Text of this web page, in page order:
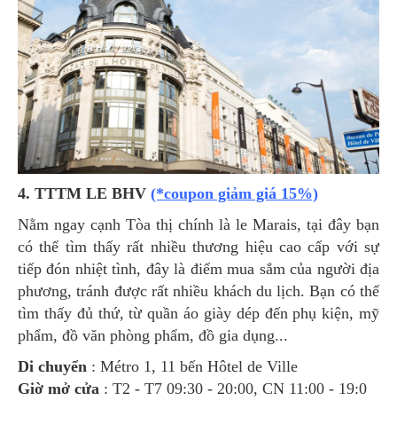
4. TTTM LE BHV (*coupon giảm giá 15%)
Nằm ngay cạnh Tòa thị chính là le Marais, tại đây bạn
có thể tìm thấy rất nhiều thương hiệu cao cấp với sự
tiếp đón nhiệt tình, đây là điểm mua sắm của người địa
phương, tránh được rất nhiều khách du lịch. Bạn có thể
tìm thấy đủ thứ, từ quần áo giày dép đến phụ kiện, mỹ
phẩm, đồ văn phòng phẩm, đồ gia dụng...
Di chuyển : Métro 1, 11 bến Hôtel de Ville
Giờ mở cửa : T2 - T7 09:30 - 20:00, CN 11:00 - 19:0